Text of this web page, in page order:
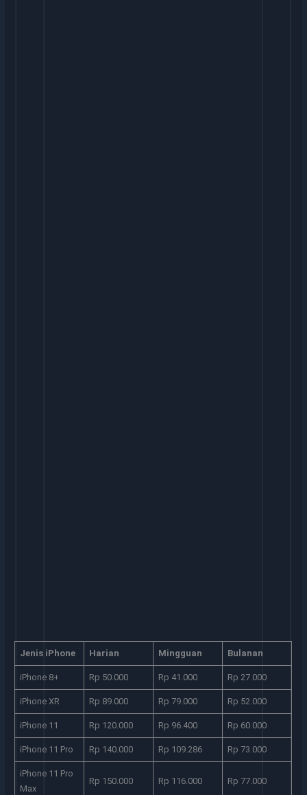
Jenis iPhone Harian Mingguan Bulanan
iPhone 8+ Rp 50.000 Rp 41.000 Rp 27.000
iPhone XR Rp 89.000 Rp 79.000 Rp 52.000
iPhone 11 Rp 120.000 Rp 96.400 Rp 60.000
iPhone 11 Pro Rp 140.000 Rp 109.286 Rp 73.000
iPhone 11 Pro
Max
Rp 150.000 Rp 116.000 Rp 77.000